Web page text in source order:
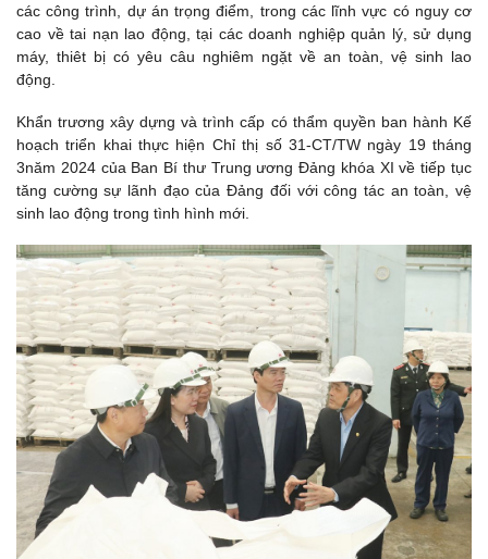
các công trình, dự án trọng điểm, trong các lĩnh vực có nguy cơ
cao về tai nạn lao động, tại các doanh nghiệp quản lý, sử dụng
máy, thiêt bị có yêu câu nghiêm ngặt về an toàn, vệ sinh lao
động.
Khẩn trương xây dựng và trình cấp có thẩm quyền ban hành Kế
hoạch triển khai thực hiện Chỉ thị số 31-CT/TW ngày 19 tháng
3năm 2024 của Ban Bí thư Trung ương Đảng khóa XI về tiếp tục
tăng cường sự lãnh đạo của Đảng đối với công tác an toàn, vệ
sinh lao động trong tình hình mới.